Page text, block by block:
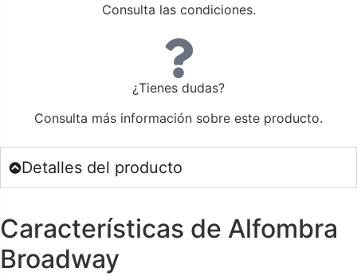
Consulta las condiciones.
¿Tienes dudas?
Consulta más información sobre este producto.
Detalles del producto
Características de Alfombra
Broadway